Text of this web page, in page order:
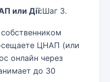
или Дії:Шаг 3.
ЦНАП (или
онлайн через
до 30